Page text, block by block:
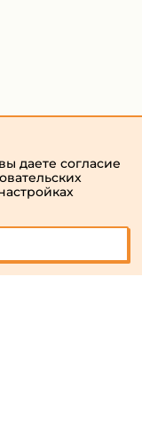
даете согласие